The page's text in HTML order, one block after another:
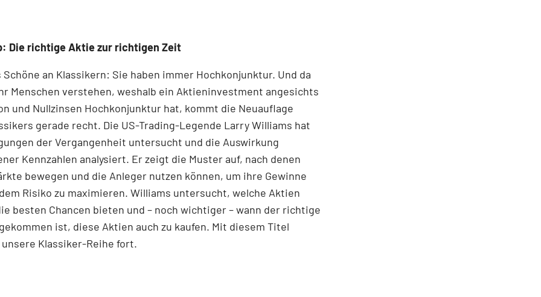
Die richtige Aktie zur richtigen Zeit
Schöne an Klassikern: Sie haben immer Hochkonjunktur. Und da
Menschen verstehen, weshalb ein Aktieninvestment angesichts
und Nullzinsen Hochkonjunktur hat, kommt die Neuauflage
gerade recht. Die US-Trading-Legende Larry Williams hat
der Vergangenheit untersucht und die Auswirkung
Kennzahlen analysiert. Er zeigt die Muster auf, nach denen
bewegen und die Anleger nutzen können, um ihre Gewinne
Risiko zu maximieren. Williams untersucht, welche Aktien
besten Chancen bieten und – noch wichtiger – wann der richtige
ist, diese Aktien auch zu kaufen. Mit diesem Titel
Klassiker-Reihe fort.